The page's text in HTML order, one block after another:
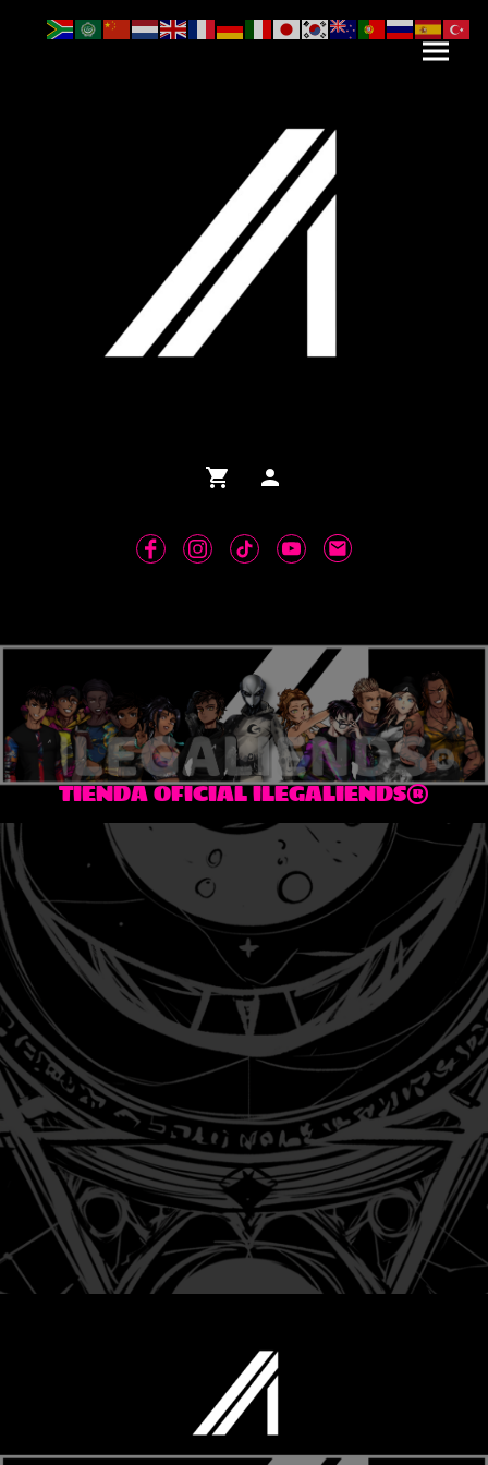
TIENDA OFICIAL ILEGALIENDS®